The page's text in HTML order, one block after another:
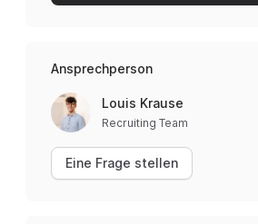
Ansprechperson
Louis Krause
Recruiting Team
Eine Frage stellen